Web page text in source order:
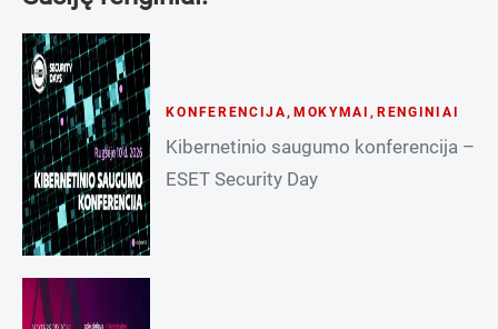
KONFERENCIJA , MOKYMAI , RENGINIAI
Kibernetinio saugumo konferencija –
ESET Security Day